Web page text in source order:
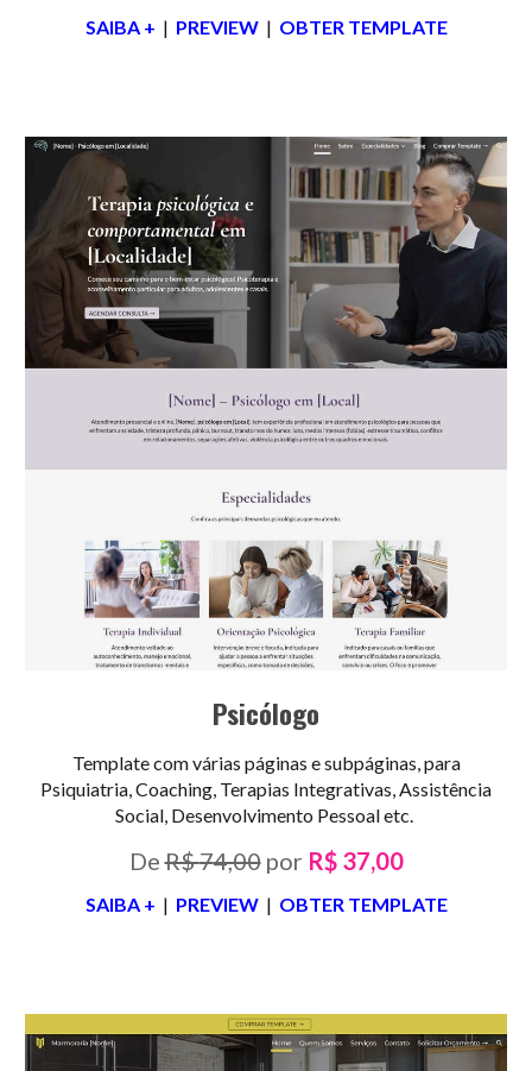
SAIBA + | PREVIEW| OBTER TEMPLATE
Psicólogo
Template com várias páginas e subpáginas, para
Psiquiatria, Coaching, Terapias Integrativas, Assistência
Social, Desenvolvimento Pessoal etc.
DeR$74,00por R$ 37,00
SAIBA + | PREVIEW| OBTER TEMPLATE